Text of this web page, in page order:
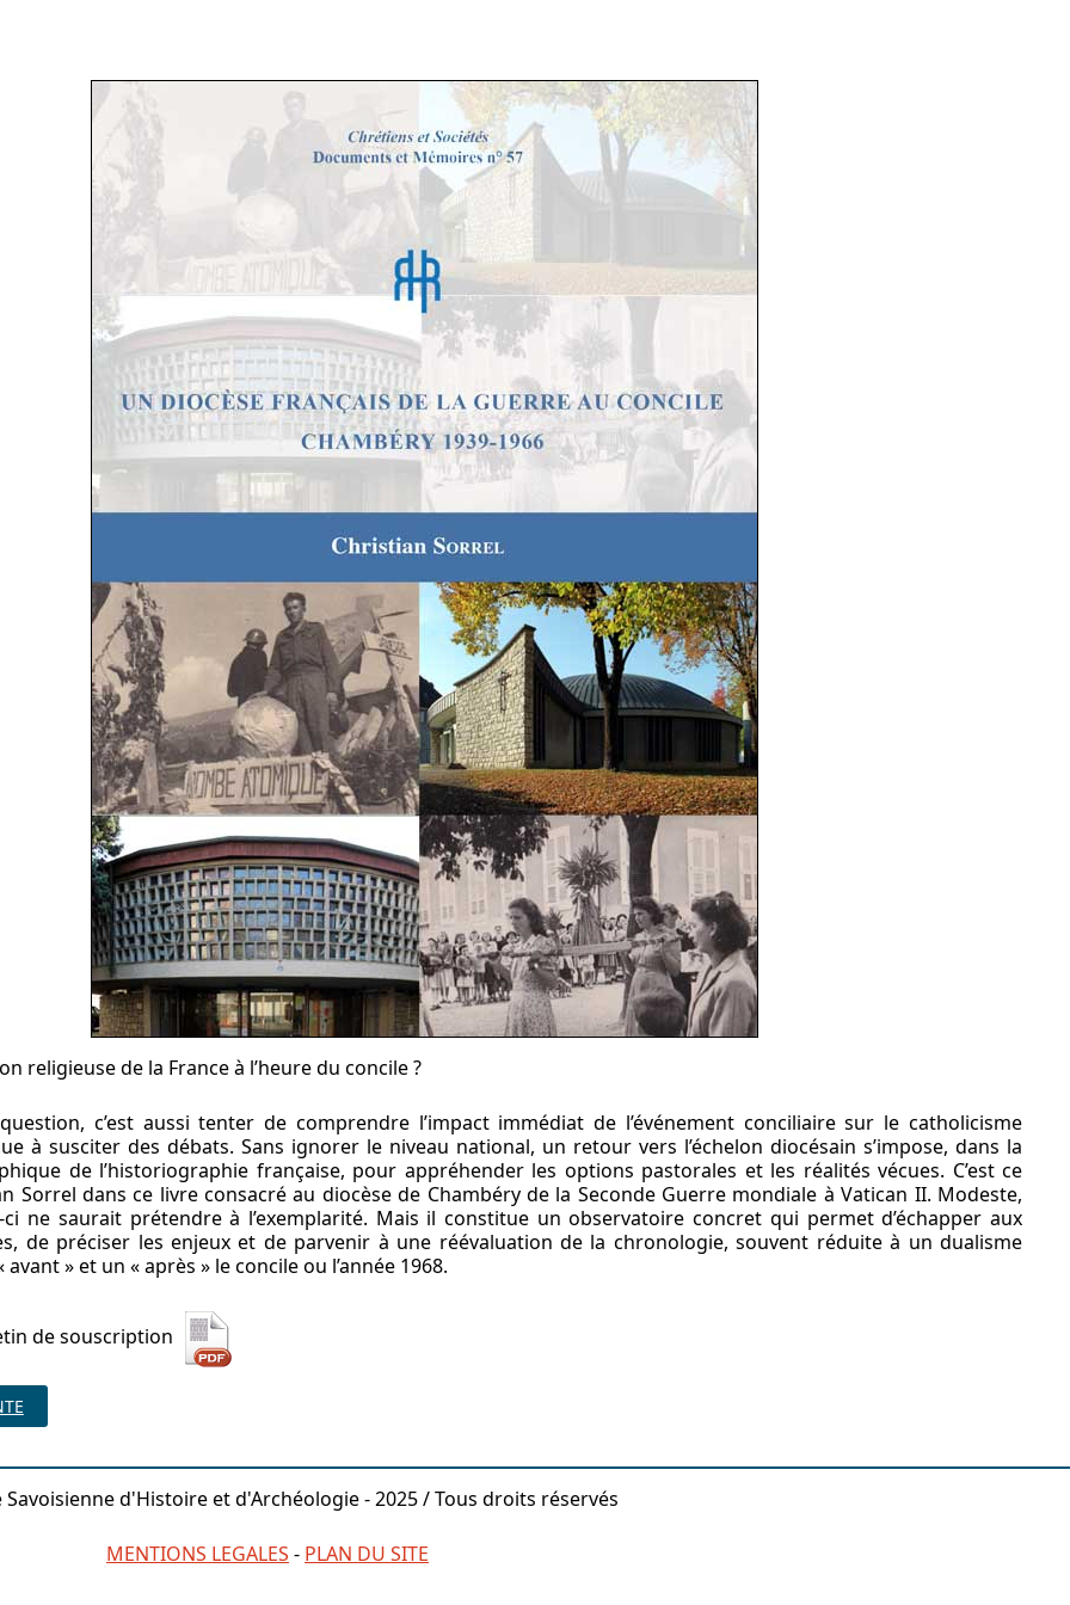
religieuse de la France à l’heure du concile ?
c’est aussi tenter de comprendre l’impact immédiat de l’événement conciliaire sur le catholicisme
à susciter des débats. Sans ignorer le niveau national, un retour vers l’échelon diocésain s’impose, dans la
de l’historiographie française, pour appréhender les options pastorales et les réalités vécues. C’est ce
Sorrel dans ce livre consacré au diocèse de Chambéry de la Seconde Guerre mondiale à Vatican II. Modeste,
ne saurait prétendre à l’exemplarité. Mais il constitue un observatoire concret qui permet d’échapper aux
de préciser les enjeux et de parvenir à une réévaluation de la chronologie, souvent réduite à un dualisme
» et un « après » le concile ou l’année 1968.
de souscription
d'Histoire et d'Archéologie - 2025 / Tous droits réservés
MENTIONS LEGALES - PLAN DU SITE